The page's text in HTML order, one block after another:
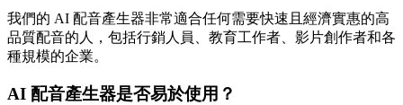
我們的 AI 配音產生器非常適合任何需要快速且經濟實惠的高
品質配音的人，包括行銷人員、教育工作者、影片創作者和各
種規模的企業。
AI 配音產生器是否易於使用？